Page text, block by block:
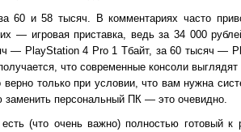
60 и 58 тысяч. В комментариях часто
— игровая приставка, ведь за 34 000
— PlayStation 4 Pro 1 Тбайт, за 60 тысяч —
что современные консоли выглядят
только при условии, что вам нужна
заменить персональный ПК — это очевидно.
(что очень важно) полностью готовый